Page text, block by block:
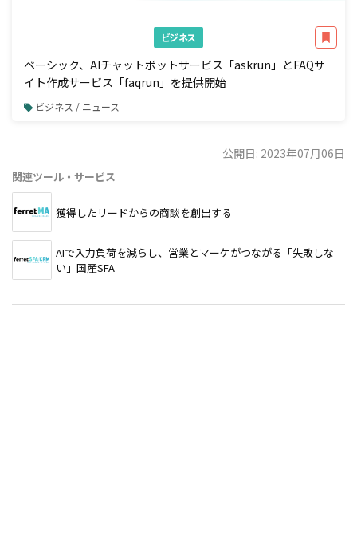
ビジネス
ベーシック、AIチャットボットサービス「askrun」とFAQサ
イト作成サービス「faqrun」を提供開始
ビジネス / ニュース
公開日: 2023年07月06日
関連ツール・サービス
獲得したリードからの商談を創出する
AIで入力負荷を減らし、営業とマーケがつながる「失敗しな
い」国産SFA